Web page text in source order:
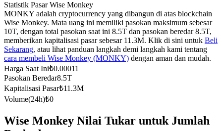
Copy Trading
Bergabunglah dengan pedagang top
Statistik Pasar Wise Monkey
MONKY adalah cryptocurrency yang dibangun di atas blockchain
Wise Monkey. Mata uang ini memiliki pasokan maksimum sebesar
10T, dengan total pasokan saat ini 8.5T dan pasokan beredar 8.5T,
memberikan kapitalisasi pasar sebesar 11.3M. Klik di sini untuk Beli
Sekarang, atau lihat panduan langkah demi langkah kami tentang
cara membeli Wise Monkey (MONKY) dengan aman dan mudah.
Harga Saat Ini₺0.00011
Pasokan Beredar8.5T
Kapitalisasi Pasar₺11.3M
Volume(24h)₺0
Wise Monkey Nilai Tukar untuk Jumlah